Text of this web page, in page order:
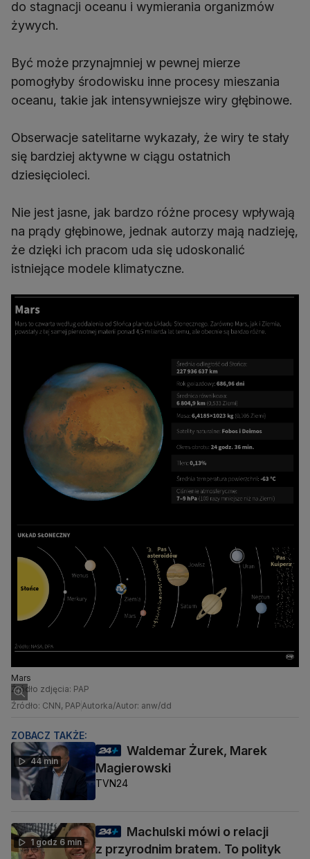
do stagnacji oceanu i wymierania organizmów
żywych.
Być może przynajmniej w pewnej mierze
pomogłyby środowisku inne procesy mieszania
oceanu, takie jak intensywniejsze wiry głębinowe.
Obserwacje satelitarne wykazały, że wiry te stały
się bardziej aktywne w ciągu ostatnich
dziesięcioleci.
Nie jest jasne, jak bardzo różne procesy wpływają
na prądy głębinowe, jednak autorzy mają nadzieję,
że dzięki ich pracom uda się udoskonalić
istniejące modele klimatyczne.
Mars
Źródło zdjęcia: PAP
Źródło: CNN, PAP Autorka/Autor: anw/dd
ZOBACZ TAKŻE:
44 min
Waldemar Żurek, Marek
Magierowski
TVN24
1 godz 6 min
Machulski mówi o relacji
z przyrodnim bratem. To polityk